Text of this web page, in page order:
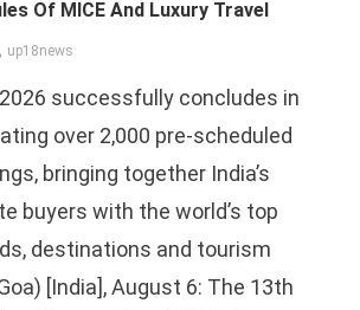
Of MICE And Luxury Travel
up18news
successfully concludes in
over 2,000 pre-scheduled
bringing together India’s
buyers with the world’s top
destinations and tourism
[India], August 6: The 13th